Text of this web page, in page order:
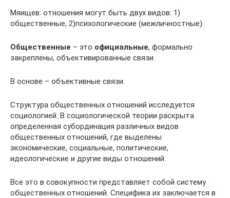
Мяищев: отношения могут быть двух видов: 1)
общественные, 2)психологические (межличностные).
Общественные – это официальные, формально
закреплены, объективированные связи.
В основе – объективные связи.
Структура общественных отношений исследуется
социологией. В социологической теории раскрыта
определенная субординация различных видов
общественных отношений, где выделены
экономические, социальные, политические,
идеологические и другие виды отношений.
Все это в совокупности представляет собой систему
общественных отношений. Специфика их заключается в